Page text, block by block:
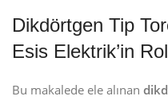
Dikdörtgen Tip
Esis Elektrik’in
Bu makalede ele alınan